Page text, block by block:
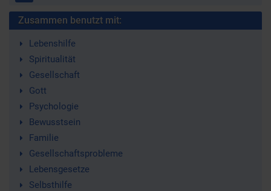
Zusammen benutzt mit:
Lebenshilfe
Spiritualität
Gesellschaft
Gott
Psychologie
Bewusstsein
Familie
Gesellschaftsprobleme
Lebensgesetze
Selbsthilfe